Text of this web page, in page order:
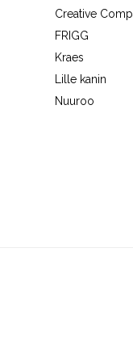
Creative
FRIGG
Kraes
Lille kanin
Nuuroo